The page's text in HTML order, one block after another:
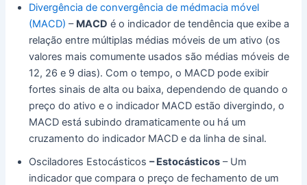
Divergência de convergência de médmacia móvel
(MACD) – MACD é o indicador de tendência que exibe a
relação entre múltiplas médias móveis de um ativo (os
valores mais comumente usados ​​são médias móveis de
12, 26 e 9 dias). Com o tempo, o MACD pode exibir
fortes sinais de alta ou baixa, dependendo de quando o
preço do ativo e o indicador MACD estão divergindo, o
MACD está subindo dramaticamente ou há um
cruzamento do indicador MACD e da linha de sinal.
Osciladores Estocásticos– Estocásticos – Um
indicador que compara o preço de fechamento de um